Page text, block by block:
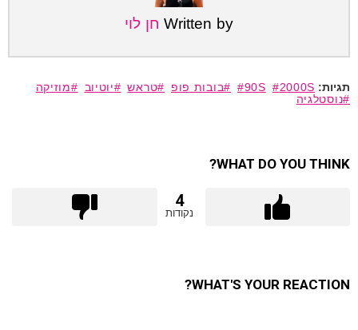
Written by חן לוי
2000S
90S בובות פופ טראש יוטיוב
מוזיקה
נוסטלגיה
WHAT DO YOU THINK?
4
נקודות
WHAT'S YOUR REACTION?